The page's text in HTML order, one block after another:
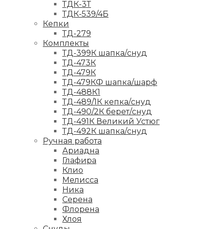
ТДК-3Т
ТДК-539/4Б
Кепки
ТД-279
Комплекты
ТД-399К шапка/снуд
ТД-473К
ТД-479К
ТД-479КФ шапка/шарф
ТД-488К1
ТД-489/1К кепка/снуд
ТД-490/2К берет/снуд
ТД-491К Великий Устюг
ТД-492К шапка/снуд
Ручная работа
Ариадна
Глафира
Клио
Мелисса
Ника
Серена
Флорена
Хлоя